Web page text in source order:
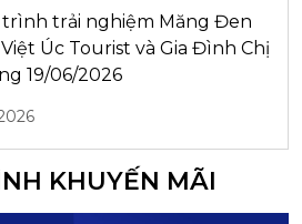
trình trải nghiệm Măng Đen
Úc Tourist và Gia Đình Chị
19/06/2026
KHUYẾN MÃI